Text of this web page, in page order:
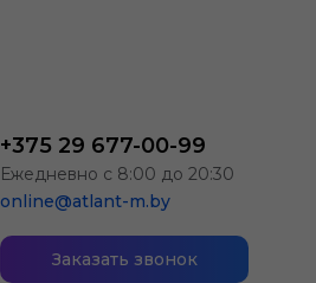
+375 29 677-00-99
Ежедневно с 8:00 до 20:30
online@atlant-m.by
Заказать звонок